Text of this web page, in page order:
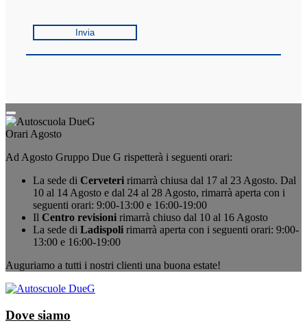
Invia
Orari Agosto
Ad Agosto Gruppo Due G rispetterà i seguenti orari:
La sede di Cerveteri rimarrà chiusa dal 17 al 23 Agosto. Dal
10 al 14 Agosto e dal 24 al 28 Agosto, rimarrà aperta con i
seguenti orari: 9:00-13:00 e 16:00-19:00
Il Centro revisioni rimarrà chiuso dal 10 al 16 Agosto
La sede di Ladispoli rimarrà aperta con i seguenti orari: 9:00-
13:00 e 16:00-19:00
Auguriamo a tutti i nostri clienti una buona estate!
Dove siamo